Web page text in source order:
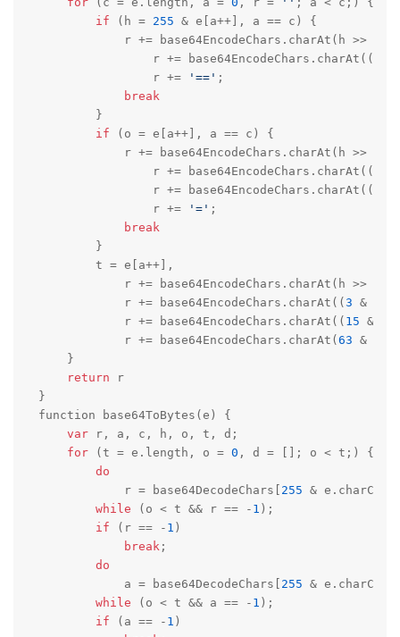
if (h = 255 & e[a++], a == c) {
            r += base64EncodeChars.charAt(h >>
                r += base64EncodeChars.charAt((
                r +=
'==' ;
break
        }
if (o = e[a++], a == c) {
            r += base64EncodeChars.charAt(h >>
                r += base64EncodeChars.charAt((
                r += base64EncodeChars.charAt((
                r +=
'=' ;
break
        }
        t = e[a++],
            r += base64EncodeChars.charAt(h >>
            r += base64EncodeChars.charAt((
3 & h)
            r += base64EncodeChars.charAt((
15 &
            r += base64EncodeChars.charAt(
63 & t)
    }
return r
}
function base64ToBytes(e) {
var r, a, c, h, o, t, d;
for (t = e.length, o = 0 , d = []; o < t;) {
do
            r = base64DecodeChars[
255 &
while (o < t && r == - 1 );
if (r == - 1 )
break;
do
            a = base64DecodeChars[
255 &
while (o < t && a == - 1 );
if (a == - 1 )